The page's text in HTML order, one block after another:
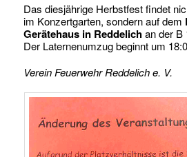
Das diesjährige Herbstfest findet
im Konzertgarten, sondern auf dem
Gerätehaus in Reddelichan der B
Der Laternenumzug beginnt um
Verein Feuerwehr Reddelich e. V.